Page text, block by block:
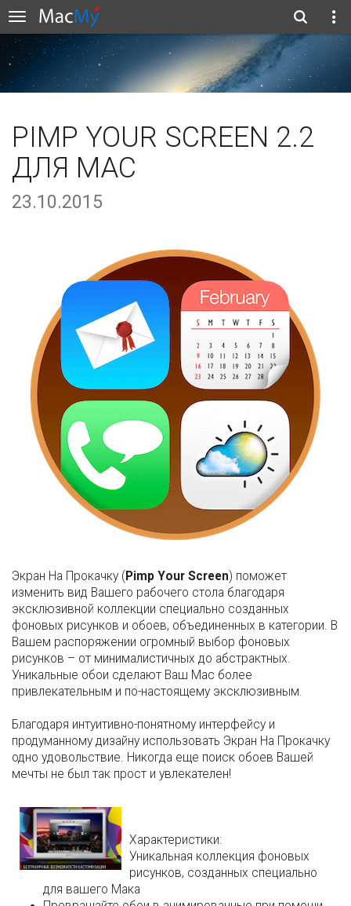
PIMP YOUR SCREEN 2.2
ДЛЯ MAC
23.10.2015
Экран На Прокачку ( Pimp Your Screen) поможет
изменить вид Вашего рабочего стола благодаря
эксклюзивной коллекции специально созданных
фоновых рисунков и обоев, объединенных в категории. В
Вашем распоряжении огромный выбор фоновых
рисунков – от минималистичных до абстрактных.
Уникальные обои сделают Ваш Mac более
привлекательным и по-настоящему эксклюзивным.
Благодаря интуитивно-понятному интерфейсу и
продуманному дизайну использовать Экран На Прокачку
одно удовольствие. Никогда еще поиск обоев Вашей
мечты не был так прост и увлекателен!
Характеристики:
Уникальная коллекция фоновых
рисунков, созданных специально
для вашего Мака